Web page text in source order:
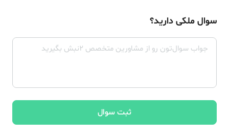
سوال ملکی دارید؟
ثبت سوال